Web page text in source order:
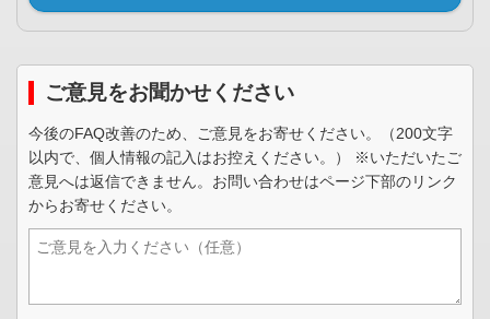
ご意見をお聞かせください
今後のFAQ改善のため、ご意見をお寄せください。（200文字
以内で、個人情報の記入はお控えください。） ※いただいたご
意見へは返信できません。お問い合わせはページ下部のリンク
からお寄せください。